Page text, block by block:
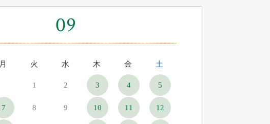
09
月 火 水 木 金 土
1 2 3 4 5
7 8 9 10 11 12